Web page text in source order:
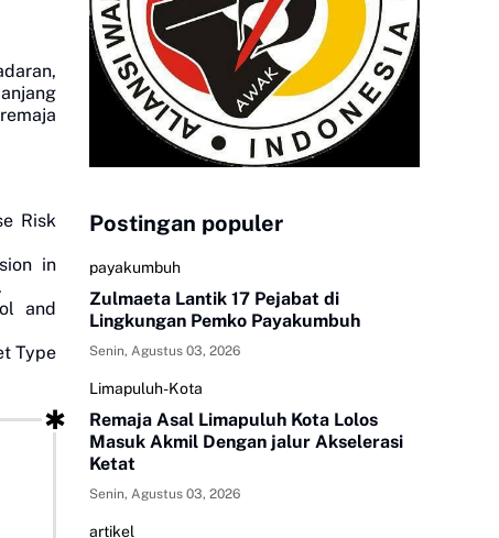
Risk
in
and
Type
Postingan populer
payakumbuh
Zulmaeta Lantik 17 Pejabat di
Lingkungan Pemko Payakumbuh
Senin, Agustus 03, 2026
Limapuluh-Kota
Remaja Asal Limapuluh Kota Lolos
Masuk Akmil Dengan jalur Akselerasi
Ketat
Senin, Agustus 03, 2026
artikel